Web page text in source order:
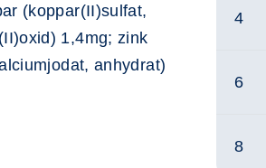
(koppar(II)sulfat,
1,4mg; zink
anhydrat)
4
6
8